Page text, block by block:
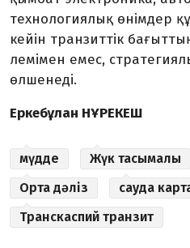
технологиялық өнімдер
кейін транзиттік
лемімен емес,
өлшенеді.
Еркебұлан НҰРЕКЕШ
мүдде Жүк тасымалы
Орта дәліз
сауда
Транскаспий транзит